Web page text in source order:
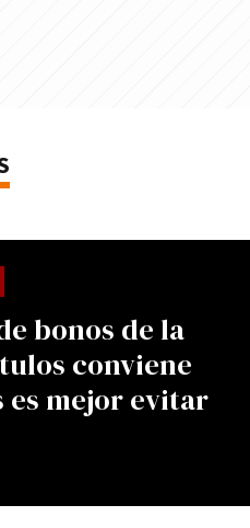
bonos de la
conviene
es mejor evitar